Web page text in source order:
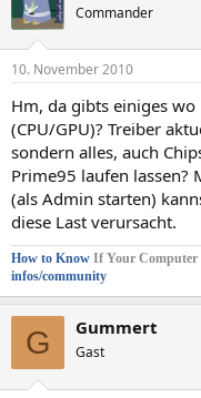
Commander
10. November 2010
Hm, da gibts einiges
(CPU/GPU)? Treiber
sondern alles, auch
Prime95 laufen lassen?
(als Admin starten)
diese Last verursacht.
How to Know If Your Computer
infos/community
G Gummert
Gast